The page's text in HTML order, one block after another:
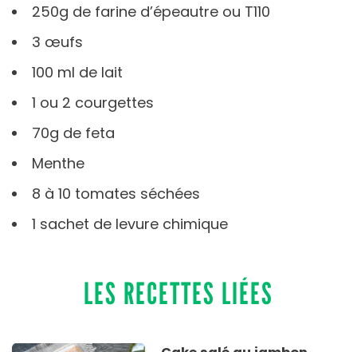
250g de farine d’épeautre ou T110
3 œufs
100 ml de lait
1 ou 2 courgettes
70g de feta
Menthe
8 à 10 tomates séchées
1 sachet de levure chimique
LES RECETTES LIÉES